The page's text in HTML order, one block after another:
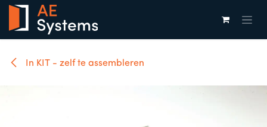
Overslaan naar inhoud
In KIT - zelf te assembleren